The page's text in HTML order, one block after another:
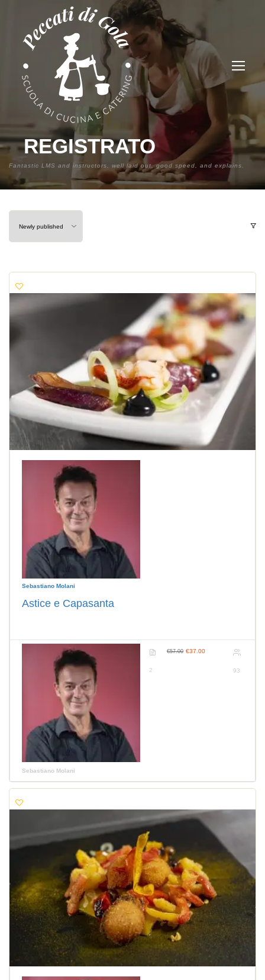
REGISTRATO
Fantastic LMS and instructors, well laid out, good speed, and explains.
Sebastiano Molani
Astice e Capasanta
Sebastiano Molani
2 93
€57.00 €37.00